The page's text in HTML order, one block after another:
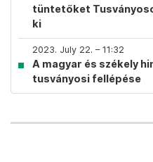
tüntetőket
ki
2023. July 22. – 11:32
A magyar és székely
tusványosi fellépése